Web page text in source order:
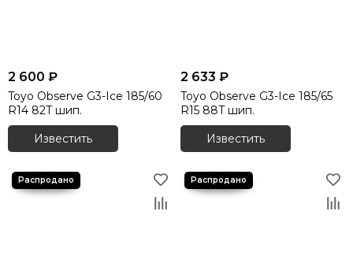
2 600 ₽
Toyo Observe G3-Ice 185/60
R14 82T шип.
Известить
2 633 ₽
Toyo Observe G3-Ice 185/65
R15 88T шип.
Известить